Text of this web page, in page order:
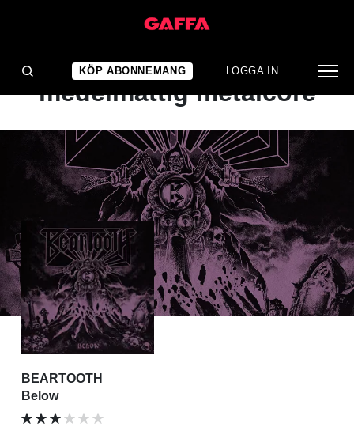
KÖP ABONNEMANG LOGGA IN
ALBUMRECENSION
Flitig frontman,
medelmåttig metalcore
BEARTOOTH
Below